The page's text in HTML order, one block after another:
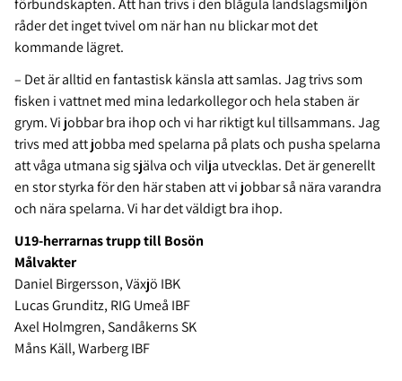
förbundskapten. Att han trivs i den blågula landslagsmiljön
råder det inget tvivel om när han nu blickar mot det
kommande lägret.
– Det är alltid en fantastisk känsla att samlas. Jag trivs som
fisken i vattnet med mina ledarkollegor och hela staben är
grym. Vi jobbar bra ihop och vi har riktigt kul tillsammans. Jag
trivs med att jobba med spelarna på plats och pusha spelarna
att våga utmana sig själva och vilja utvecklas. Det är generellt
en stor styrka för den här staben att vi jobbar så nära varandra
och nära spelarna. Vi har det väldigt bra ihop.
U19-herrarnas trupp till Bosön
Målvakter
Daniel Birgersson, Växjö IBK
Lucas Grunditz, RIG Umeå IBF
Axel Holmgren, Sandåkerns SK
Måns Käll, Warberg IBF